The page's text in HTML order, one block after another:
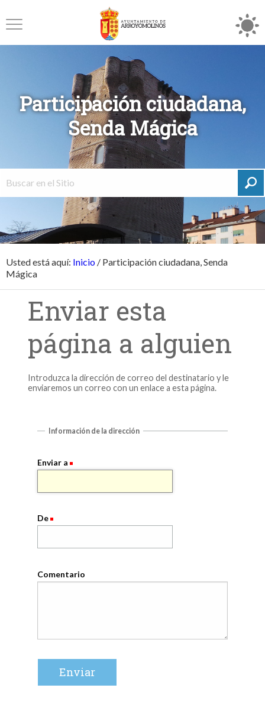
Participación ciudadana,
Senda Mágica
Usted está aquí: Inicio / Participación ciudadana, Senda
Mágica
Enviar esta
página a alguien
Introduzca la dirección de correo del destinatario y le
enviaremos un correo con un enlace a esta página.
Información de la dirección
Enviar a
De
Comentario